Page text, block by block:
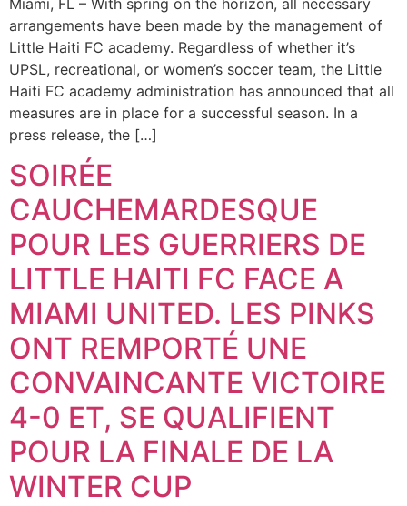
arrangements have been made by the management of
Little Haiti FC academy. Regardless of whether it’s
UPSL, recreational, or women’s soccer team, the Little
Haiti FC academy administration has announced that all
measures are in place for a successful season. In a
press release, the […]
SOIRÉE
CAUCHEMARDESQUE
POUR LES GUERRIERS DE
LITTLE HAITI FC FACE A
MIAMI UNITED. LES PINKS
ONT REMPORTÉ UNE
CONVAINCANTE VICTOIRE
4-0 ET, SE QUALIFIENT
POUR LA FINALE DE LA
WINTER CUP